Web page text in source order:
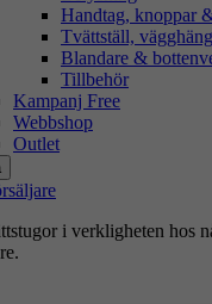
Handtag, knoppar
Tvättställ,
Blandare &
Tillbehör
Kampanj Free
Webbshop
Outlet
i verkligheten hos